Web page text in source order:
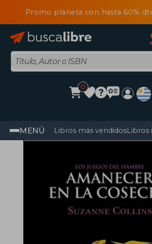
Promo planeta con hasta 60%
0
MENÚ Libros más vendidosLibros